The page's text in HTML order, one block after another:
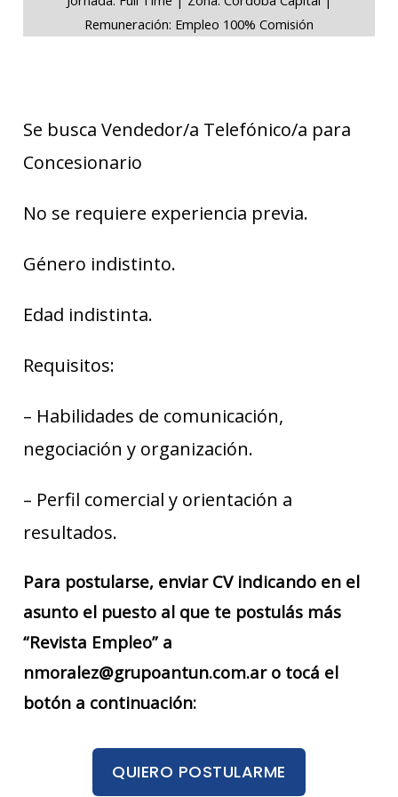
Remuneración: Empleo 100% Comisión
Se busca Vendedor/a Telefónico/a para
Concesionario
No se requiere experiencia previa.
Género indistinto.
Edad indistinta.
Requisitos:
– Habilidades de comunicación,
negociación y organización.
– Perfil comercial y orientación a
resultados.
Para postularse, enviar CV indicando en el
asunto el puesto al que te postulás más
“Revista Empleo” a
nmoralez@grupoantun.com.ar o tocá el
botón a continuación:
QUIERO POSTULARME